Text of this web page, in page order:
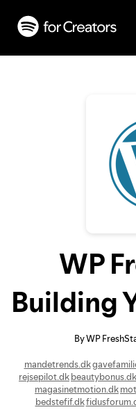
WP
Building
By WP
mandetrends.dk
rejsepilot.dkbeautybonus.dk
magasinetmotion.dk
bedstefif.dk